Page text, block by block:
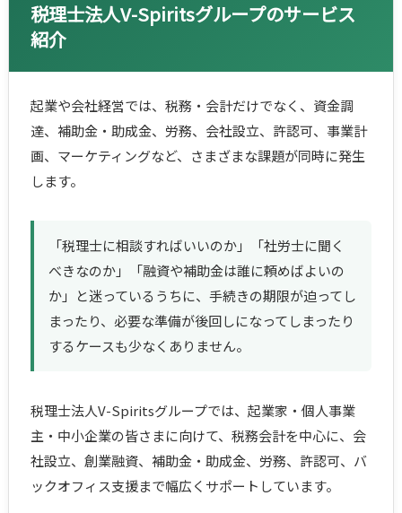
税理士法人V-Spiritsグループのサービス
紹介
起業や会社経営では、税務・会計だけでなく、資金調
達、補助金・助成金、労務、会社設立、許認可、事業計
画、マーケティングなど、さまざまな課題が同時に発生
します。
「税理士に相談すればいいのか」「社労士に聞く
べきなのか」「融資や補助金は誰に頼めばよいの
か」と迷っているうちに、手続きの期限が迫ってし
まったり、必要な準備が後回しになってしまったり
するケースも少なくありません。
税理士法人V-Spiritsグループでは、起業家・個人事業
主・中小企業の皆さまに向けて、税務会計を中心に、会
社設立、創業融資、補助金・助成金、労務、許認可、バ
ックオフィス支援まで幅広くサポートしています。